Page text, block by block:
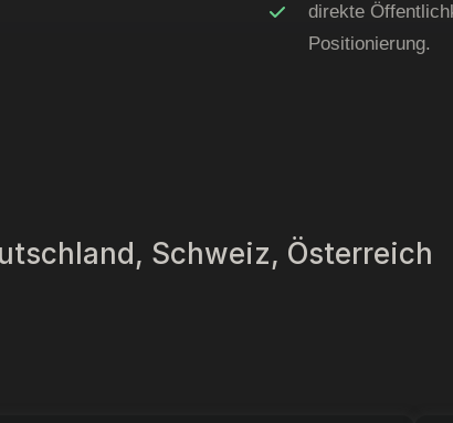
direkte
Positionierung.
Schweiz, Österreich